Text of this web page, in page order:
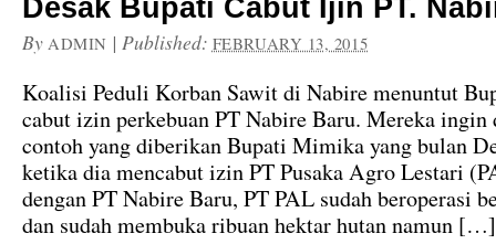
Desak Bupati Cabut Ijin PT.
By ADMIN | Published: FEBRUARY 13, 2015
Koalisi Peduli Korban Sawit di Nabire menuntut
cabut izin perkebuan PT Nabire Baru. Mereka
contoh yang diberikan Bupati Mimika yang bulan
ketika dia mencabut izin PT Pusaka Agro Lestari
dengan PT Nabire Baru, PT PAL sudah beroperasi
dan sudah membuka ribuan hektar hutan namun […]